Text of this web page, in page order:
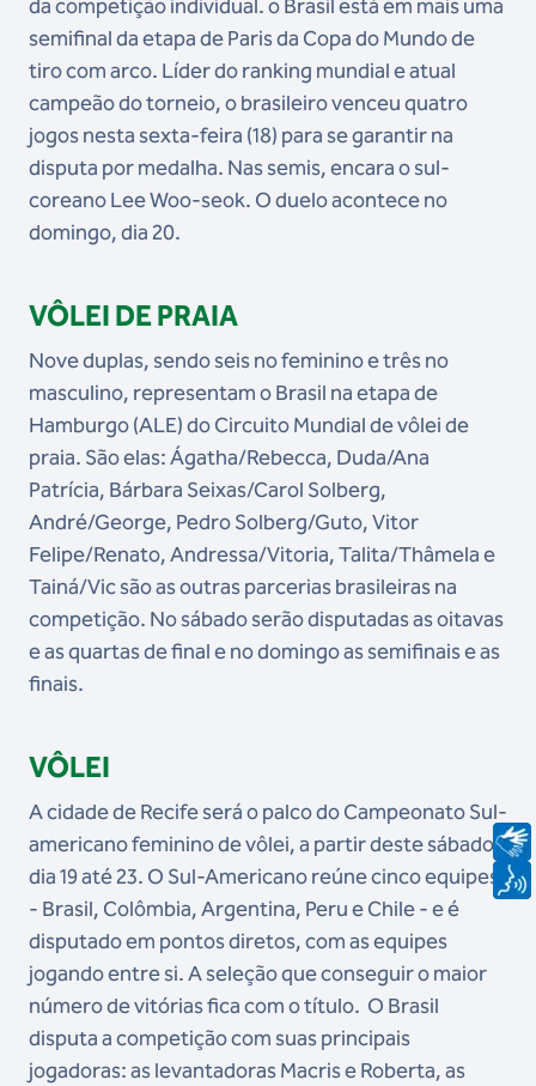
da competição individual. o Brasil está em mais uma
semifinal da etapa de Paris da Copa do Mundo de
tiro com arco. Líder do ranking mundial e atual
campeão do torneio, o brasileiro venceu quatro
jogos nesta sexta-feira (18) para se garantir na
disputa por medalha. Nas semis, encara o sul-
coreano Lee Woo-seok. O duelo acontece no
domingo, dia 20.
VÔLEI DE PRAIA
Nove duplas, sendo seis no feminino e três no
masculino, representam o Brasil na etapa de
Hamburgo (ALE) do Circuito Mundial de vôlei de
praia. São elas: Ágatha/Rebecca, Duda/Ana
Patrícia, Bárbara Seixas/Carol Solberg,
André/George, Pedro Solberg/Guto, Vitor
Felipe/Renato, Andressa/Vitoria, Talita/Thâmela e
Tainá/Vic são as outras parcerias brasileiras na
competição. No sábado serão disputadas as oitavas
e as quartas de final e no domingo as semifinais e as
finais.
VÔLEI
A cidade de Recife será o palco do Campeonato Sul-
americano feminino de vôlei, a partir deste sábado,
dia 19 até 23. O Sul-Americano reúne cinco equipes
- Brasil, Colômbia, Argentina, Peru e Chile - e é
disputado em pontos diretos, com as equipes
jogando entre si. A seleção que conseguir o maior
número de vitórias fica com o título. O Brasil
disputa a competição com suas principais
jogadoras: as levantadoras Macris e Roberta, as